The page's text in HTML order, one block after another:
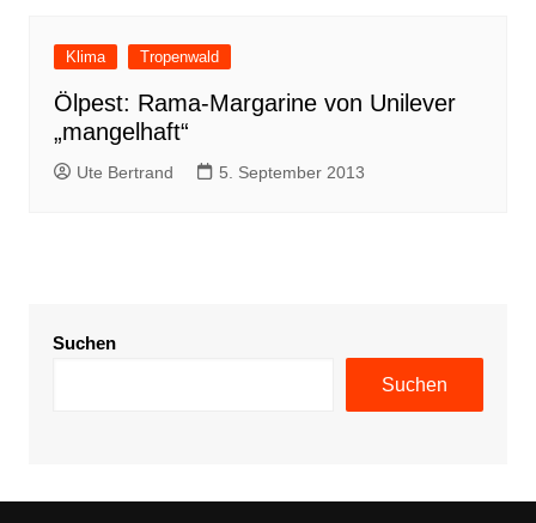
Klima Tropenwald
Ölpest: Rama-Margarine von Unilever
„mangelhaft“
Ute Bertrand 5. September 2013
Suchen
Suchen